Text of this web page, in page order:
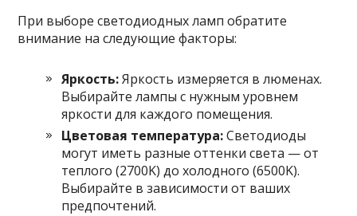
При выборе светодиодных ламп обратите
внимание на следующие факторы:
Яркость:Яркость измеряется в люменах.
Выбирайте лампы с нужным уровнем
яркости для каждого помещения.
Цветовая температура:Светодиоды
могут иметь разные оттенки света — от
теплого (2700K) до холодного (6500K).
Выбирайте в зависимости от ваших
предпочтений.